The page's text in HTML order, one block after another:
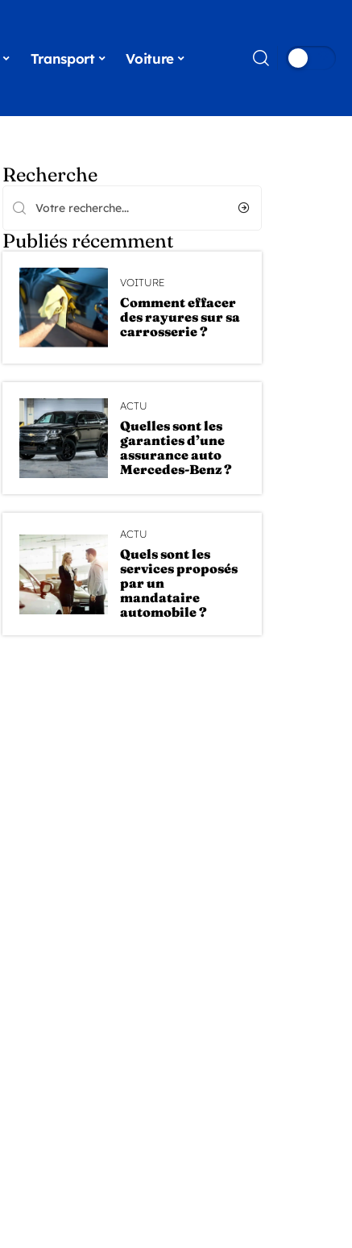
Transport Voiture
Recherche
Publiés récemment
VOITURE
Comment effacer
des rayures sur sa
carrosserie ?
ACTU
Quelles sont les
garanties d’une
assurance auto
Mercedes-Benz ?
ACTU
Quels sont les
services proposés
par un
mandataire
automobile ?